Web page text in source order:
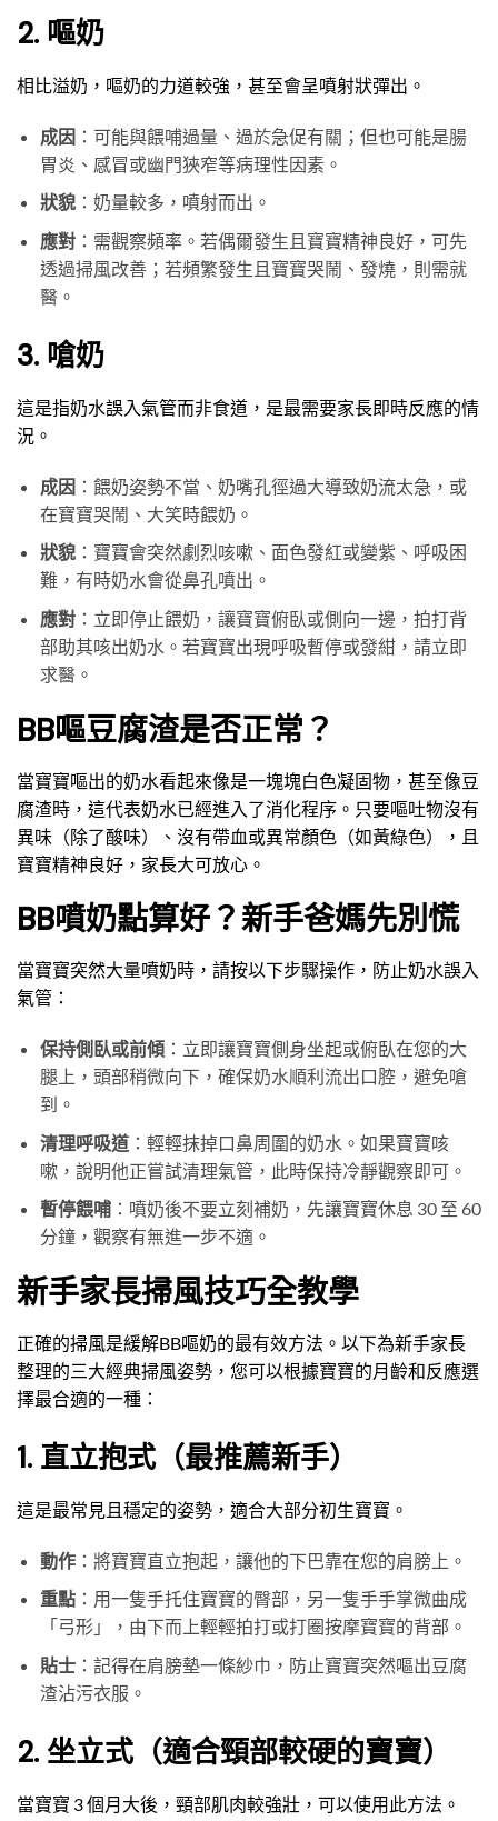
2. 嘔奶
相比溢奶，嘔奶的力道較強，甚至會呈噴射狀彈出。
成因 ：可能與餵哺過量、過於急促有關；但也可能是腸
胃炎、感冒或幽門狹窄等病理性因素。
狀貌：奶量較多，噴射而出。
應對：需觀察頻率。若偶爾發生且寶寶精神良好，可先
透過掃風改善；若頻繁發生且寶寶哭鬧、發燒，則需就
醫。
3. 嗆奶
這是指奶水誤入氣管而非食道，是最需要家長即時反應的情
況。
成因 ：餵奶姿勢不當、奶嘴孔徑過大導致奶流太急，或
在寶寶哭鬧、大笑時餵奶。
狀貌：寶寶會突然劇烈咳嗽、面色發紅或變紫、呼吸困
難，有時奶水會從鼻孔噴出。
應對：立即停止餵奶，讓寶寶俯臥或側向一邊，拍打背
部助其咳出奶水。若寶寶出現呼吸暫停或發紺，請立即
求醫。
BB嘔豆腐渣是否正常？
當寶寶嘔出的奶水看起來像是一塊塊白色凝固物，甚至像豆
腐渣時，這代表奶水已經進入了消化程序。只要嘔吐物沒有
異味（除了酸味）、沒有帶血或異常顏色（如黃綠色），且
寶寶精神良好，家長大可放心。
BB噴奶點算好？新手爸媽先別慌
當寶寶突然大量噴奶時，請按以下步驟操作，防止奶水誤入
氣管：
保持側臥或前傾：立即讓寶寶側身坐起或俯臥在您的大
腿上，頭部稍微向下，確保奶水順利流出口腔，避免嗆
到。
清理呼吸道：輕輕抹掉口鼻周圍的奶水。如果寶寶咳
嗽，說明他正嘗試清理氣管，此時保持冷靜觀察即可。
暫停餵哺：噴奶後不要立刻補奶，先讓寶寶休息 30 至 60
分鐘，觀察有無進一步不適。
新手家長掃風技巧全教學
正確的掃風是緩解BB嘔奶的最有效方法。以下為新手家長
整理的三大經典掃風姿勢，您可以根據寶寶的月齡和反應選
擇最合適的一種：
1. 直立抱式（最推薦新手）
這是最常見且穩定的姿勢，適合大部分初生寶寶。
動作：將寶寶直立抱起，讓他的下巴靠在您的肩膀上。
重點：用一隻手托住寶寶的臀部，另一隻手手掌微曲成
「弓形」，由下而上輕輕拍打或打圈按摩寶寶的背部。
貼士：記得在肩膀墊一條紗巾，防止寶寶突然嘔出豆腐
渣沾污衣服。
2. 坐立式（適合頸部較硬的寶寶）
當寶寶 3 個月大後，頸部肌肉較強壯，可以使用此方法。